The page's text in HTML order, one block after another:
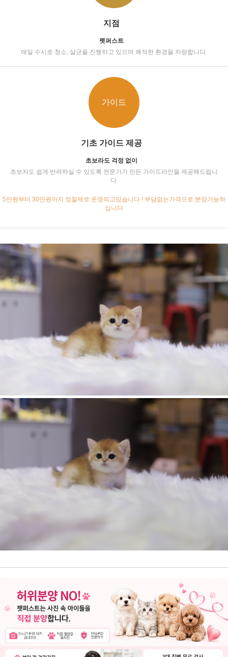
지점
펫퍼스트
매일 수시로 청소, 살균을 진행하고 있으며 쾌적한 환경을 자랑합니다.
가이드
기초 가이드 제공
초보라도 걱정 없이
초보자도 쉽게 반려하실 수 있도록 전문가가 만든 가이드라인을 제공해드립니
다.
5만원부터 30만원까지 정찰제로 운영되고있습니다 ! 부담없는가격으로 분양가능하
십니다